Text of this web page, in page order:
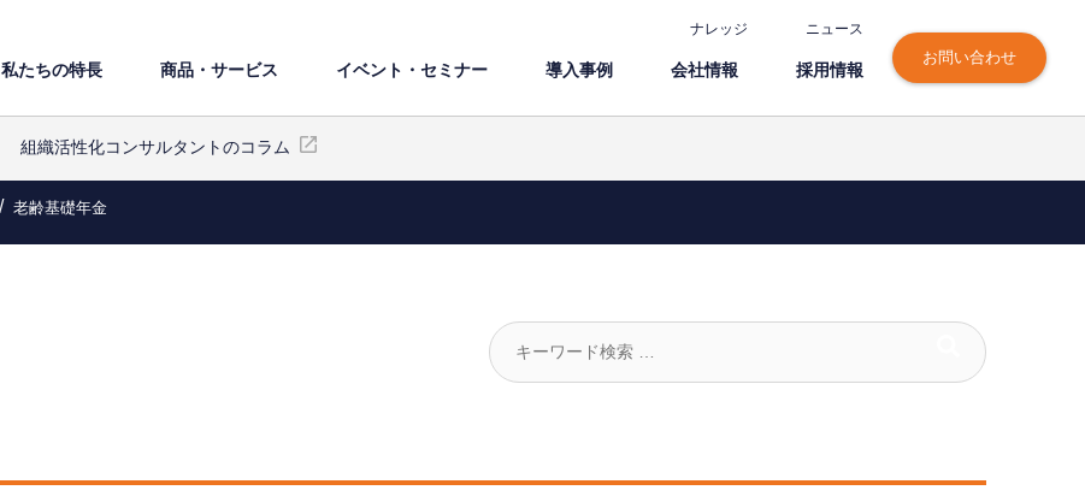
ナレッジ ニュース
私たちの特⻑ 商品・サービス イベント・セミナー 導⼊事例 会社情報 採⽤情報
お問い合わせ
組織活性化コンサルタントのコラム
老齢基礎年金